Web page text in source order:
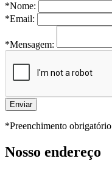
*Nome:
*Email:
*Mensagem:
*Preenchimento obrigatório
Nosso endereço